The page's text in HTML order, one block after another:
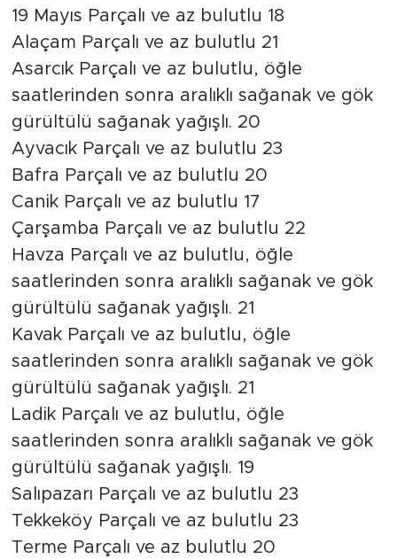
19 Mayıs Parçalı ve az bulutlu 18
Alaçam Parçalı ve az bulutlu 21
Asarcık Parçalı ve az bulutlu, öğle
saatlerinden sonra aralıklı sağanak ve gök
gürültülü sağanak yağışlı. 20
Ayvacık Parçalı ve az bulutlu 23
Bafra Parçalı ve az bulutlu 20
Canik Parçalı ve az bulutlu 17
Çarşamba Parçalı ve az bulutlu 22
Havza Parçalı ve az bulutlu, öğle
saatlerinden sonra aralıklı sağanak ve gök
gürültülü sağanak yağışlı. 21
Kavak Parçalı ve az bulutlu, öğle
saatlerinden sonra aralıklı sağanak ve gök
gürültülü sağanak yağışlı. 21
Ladik Parçalı ve az bulutlu, öğle
saatlerinden sonra aralıklı sağanak ve gök
gürültülü sağanak yağışlı. 19
Salıpazarı Parçalı ve az bulutlu 23
Tekkeköy Parçalı ve az bulutlu 23
Terme Parçalı ve az bulutlu 20